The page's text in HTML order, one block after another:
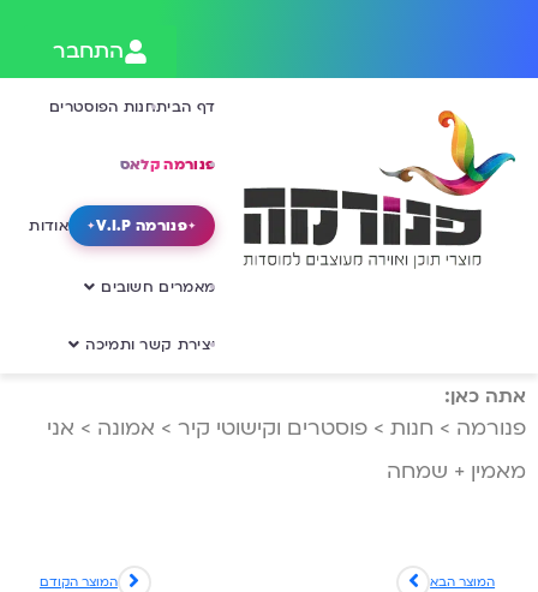
התחבר
דף הביתחנות הפוסטרים
פנורמה קלאס
פנורמה V.I.P אודות
מאמרים חשובים
יצירת קשר ותמיכה
אתה כאן:
פנורמה > חנות > פוסטרים וקישוטי קיר > אמונה > אני
מאמין + שמחה
המוצר הקודם המוצר הבא